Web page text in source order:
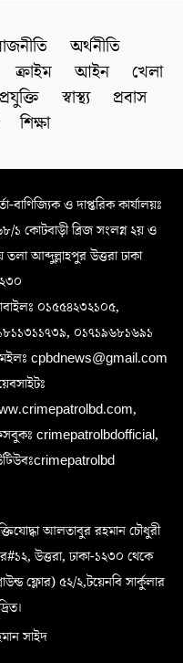
অর্থনীতি
ক্রাইম আইন
খেলা
প্রযুক্তি স্বাস্থ্য
প্রবাস
শিক্ষা
বাণিজ্যিক ও দাপ্তরিক কার্যালয়ঃ
১ কোটবাড়ী ব্রিজ সংলগ্ন ২য় ও
তলা আব্দুল্লাহপুর উত্তরা ঢাকা
০১৫৫৪২৩২১০৫,
০১৭১৯৬৮১৬৯১
cpbdnews@gmail.com
crimepatrolbdofficial,
আলতাবুর রহমান চৌধুরী
উত্তরা, ঢাকা-১২৩০ থেকে
ফ্লোর) ৫২/২,টয়েনবি সার্কুলার
সাইদ